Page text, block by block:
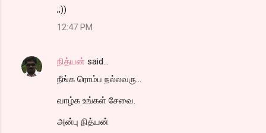
;;))
12:47 PM
நித்யன் said…
நீங்க ரொம்ப நல்லவரு...
வாழ்க உங்கள் சேவை.
அன்பு நித்யன்